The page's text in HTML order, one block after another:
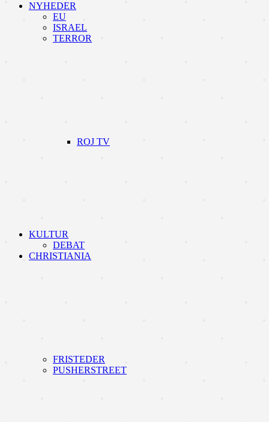
NYHEDER
EU
ISRAEL
TERROR
ROJ TV
KULTUR
DEBAT
CHRISTIANIA
FRISTEDER
PUSHERSTREET